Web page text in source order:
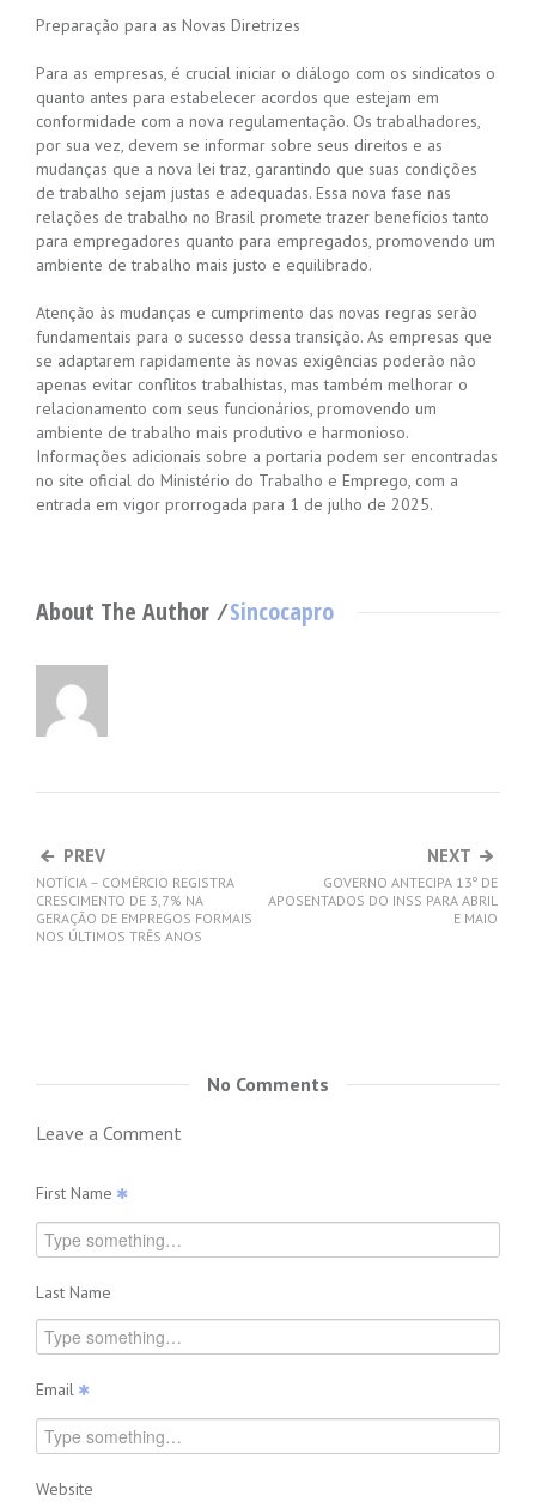
Preparação para as Novas Diretrizes
Para as empresas, é crucial iniciar o diálogo com os sindicatos o
quanto antes para estabelecer acordos que estejam em
conformidade com a nova regulamentação. Os trabalhadores,
por sua vez, devem se informar sobre seus direitos e as
mudanças que a nova lei traz, garantindo que suas condições
de trabalho sejam justas e adequadas. Essa nova fase nas
relações de trabalho no Brasil promete trazer benefícios tanto
para empregadores quanto para empregados, promovendo um
ambiente de trabalho mais justo e equilibrado.
Atenção às mudanças e cumprimento das novas regras serão
fundamentais para o sucesso dessa transição. As empresas que
se adaptarem rapidamente às novas exigências poderão não
apenas evitar conflitos trabalhistas, mas também melhorar o
relacionamento com seus funcionários, promovendo um
ambiente de trabalho mais produtivo e harmonioso.
Informações adicionais sobre a portaria podem ser encontradas
no site oficial do Ministério do Trabalho e Emprego, com a
entrada em vigor prorrogada para 1 de julho de 2025.
About The Author ⁄Sincocapro
PREV
NOTÍCIA – COMÉRCIO REGISTRA
CRESCIMENTO DE 3,7% NA
GERAÇÃO DE EMPREGOS FORMAIS
NOS ÚLTIMOS TRÊS ANOS
NEXT
GOVERNO ANTECIPA 13º DE
APOSENTADOS DO INSS PARA ABRIL
E MAIO
No Comments
Leave a Comment
First Name
Last Name
Email
Website